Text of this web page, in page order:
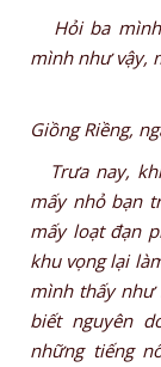
Hỏi ba mình
mình như vậy,
Giồng Riềng,
Trưa nay,
mấy nhỏ bạn
mấy loạt đạn
khu vọng lại
mình thấy như
biết nguyên
những tiếng